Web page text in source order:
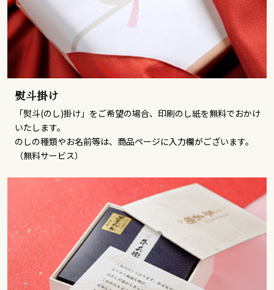
熨斗掛け
「熨斗(のし)掛け」をご希望の場合、印刷のし紙を無料でおかけ
いたします。
のしの種類やお名前等は、商品ページに入力欄がございます。
（無料サービス）